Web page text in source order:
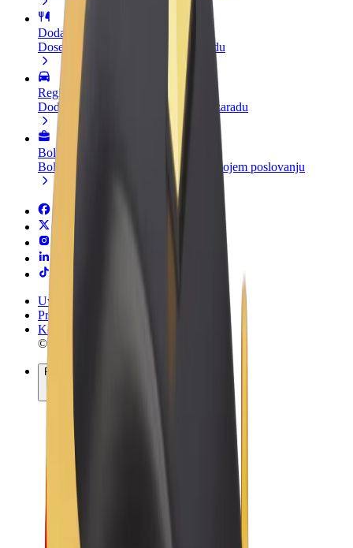
Dodaj restoran ili trgovinu
Dosegni više kupaca i povećaj zaradu
Registriraj se kao vlasnik flote
Dodaj svoju flotu na Bolt i povećaj zaradu
Bolt for Business
Bolt proizvodi i usluge prilagođeni tvojem poslovanju
Uvjeti i odredbe
Privatnost
Kolačići
© 2026 Bolt Technology OÜ
Proizvodi
Vožnje
Romobili
Bolt Market
Bolt Food
Bolt Drive